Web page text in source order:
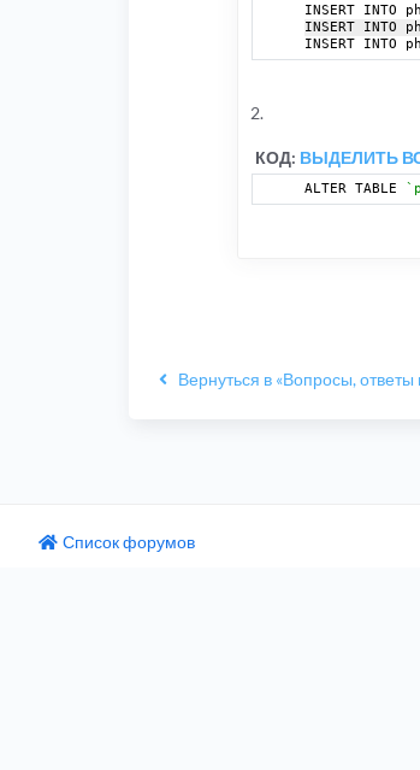
INSERT INTO
INSERT INTO
INSERT INTO
2.
КОД: ВЫДЕЛИТЬ
ALTER TABLE
Вернуться в «Вопросы,
Список форумов